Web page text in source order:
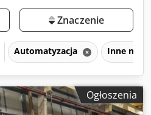
Znaczenie
Automatyzacja Inne
Ogłoszenia